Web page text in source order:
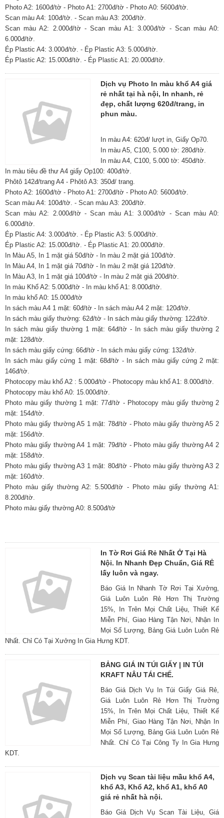
Photo A2: 1600đ/tờ - Photo A1: 2700đ/tờ - Photo A0: 5600đ/tờ.
Scan màu A4: 100đ/tờ. - Scan màu A3: 200đ/tờ.
Scan màu A2: 2.000đ/tờ - Scan màu A1: 3.000đ/tờ - Scan màu A0:
6.000đ/tờ.
Ép Plastic A4: 3.000đ/tờ. - Ép Plastic A3: 5.000đ/tờ.
Ép Plastic A2: 15.000đ/tờ. - Ép Plastic A1: 20.000đ/tờ.
Dịch vụ Photo In màu khổ A4 giá
rẻ nhất tại hà nội, In nhanh, rẻ
đẹp, chất lượng 620đ/trang, in
phun màu.
In màu A4: 620đ/ lượt in, Giấy Op70.
In màu A5, C100, 5.000 tờ: 280đ/tờ.
In màu A4, C100, 5.000 tờ: 450đ/tờ.
In màu tiêu đề thư A4 giấy Op100: 400đ/tờ.
Phôtô 142đ/trang A4 - Phôtô A3: 350đ/ trang.
Photo A2: 1600đ/tờ - Photo A1: 2700đ/tờ - Photo A0: 5600đ/tờ.
Scan màu A4: 100đ/tờ. - Scan màu A3: 200đ/tờ.
Scan màu A2: 2.000đ/tờ - Scan màu A1: 3.000đ/tờ - Scan màu A0:
6.000đ/tờ.
Ép Plastic A4: 3.000đ/tờ. - Ép Plastic A3: 5.000đ/tờ.
Ép Plastic A2: 15.000đ/tờ. - Ép Plastic A1: 20.000đ/tờ.
In Màu A5, In 1 mặt giá 50đ/tờ - In màu 2 mặt giá 100đ/tờ.
In Màu A4, In 1 mặt giá 70đ/tờ - In màu 2 mặt giá 120đ/tờ.
In Màu A3, In 1 mặt giá 100đ/tờ - In màu 2 mặt giá 200đ/tờ.
In màu Khổ A2: 5.000đ/tờ - In màu khổ A1: 8.000đ/tờ.
In màu khổ A0: 15.000đ/tờ
In sách màu A4 1 mặt: 60đ/tờ - In sách màu A4 2 mặt: 120đ/tờ.
In sách màu giấy thường: 62đ/tờ - In sách màu giấy thường: 122đ/tờ.
In sách màu giấy thường 1 mặt: 64đ/tờ - In sách màu giấy thường 2
mặt: 128đ/tờ.
In sách màu giấy cứng: 66đ/tờ - In sách màu giấy cứng: 132đ/tờ.
In sách màu giấy cứng 1 mặt: 68đ/tờ - In sách màu giấy cứng 2 mặt:
146đ/tờ.
Photocopy màu khổ A2 : 5.000đ/tờ - Photocopy màu khổ A1: 8.000đ/tờ.
Photocopy màu khổ A0: 15.000đ/tờ.
Photo màu giấy thường 1 mặt: 77đ/tờ - Photocopy màu giấy thường 2
mặt: 154đ/tờ.
Photo màu giấy thường A5 1 mặt: 78đ/tờ - Photo màu giấy thường A5 2
mặt: 156đ/tờ.
Photo màu giấy thường A4 1 mặt: 79đ/tờ - Photo màu giấy thường A4 2
mặt: 158đ/tờ.
Photo màu giấy thường A3 1 mặt: 80đ/tờ - Photo màu giấy thường A3 2
mặt: 160đ/tờ.
Photo màu giấy thường A2: 5.500đ/tờ - Photo màu giấy thường A1:
8.200đ/tờ.
Photo màu giấy thường A0: 8.500đ/tờ
In Tờ Rơi Giá Rẻ Nhất Ở Tại Hà
Nội. In Nhanh Đẹp Chuẩn, Giá RẺ
lấy luôn và ngay.
Báo Giá In Nhanh Tờ Rơi Tại Xưởng,
Giá Luôn Luôn Rẻ Hơn Thị Trường
15%, In Trên Mọi Chất Liệu, Thiết Kế
Miễn Phí, Giao Hàng Tận Nơi, Nhận In
Mọi Số Lượng, Bảng Giá Luôn Luôn Rẻ
Nhất. Chỉ Có Tại Xưởng In Gia Hưng KDT.
BẢNG GIÁ IN TÚI GIẤY | IN TÚI
KRAFT NÂU TÁI CHẾ.
Báo Giá Dịch Vụ In Túi Giấy Giá Rẻ,
Giá Luôn Luôn Rẻ Hơn Thị Trường
15%, In Trên Mọi Chất Liệu, Thiết Kế
Miễn Phí, Giao Hàng Tận Nơi, Nhận In
Mọi Số Lượng, Bảng Giá Luôn Luôn Rẻ
Nhất. Chỉ Có Tại Công Ty In Gia Hưng
KDT.
Dịch vụ Scan tài liệu mầu khổ A4,
khổ A3, Khổ A2, khổ A1, khổ A0
giá rẻ nhất hà nội.
Báo Giá Dịch Vụ Scan Tài Liệu, Giá